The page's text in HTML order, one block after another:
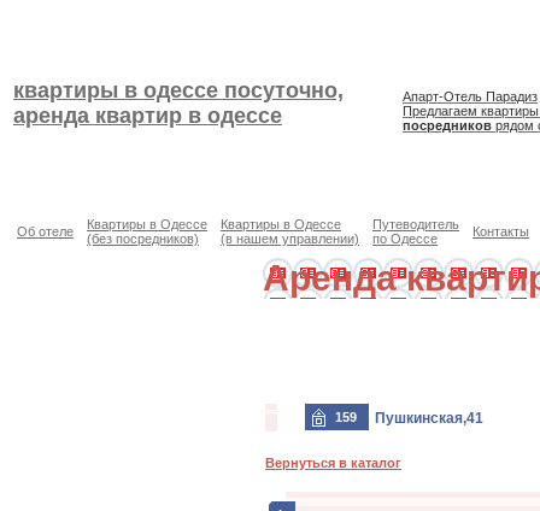
квартиры в одессе посуточно,
аренда квартир в одессе
Апарт-Отель Парадиз
Предлагаем
посредников рядом
Об отеле
Квартиры в Одессе
(без посредников)
Квартиры в Одессе
(в нашем управлении)
Путеводитель
по Одессе
Контакты
Аренда
159 Пушкинская,41
Вернуться в каталог